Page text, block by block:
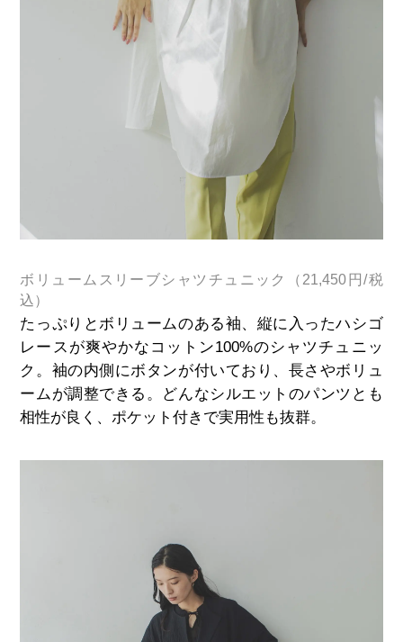
ボリュームスリーブシャツチュニック（21,450円/税
込）
たっぷりとボリュームのある袖、縦に入ったハシゴ
レースが爽やかなコットン100%のシャツチュニッ
ク。袖の内側にボタンが付いており、長さやボリュ
ームが調整できる。どんなシルエットのパンツとも
相性が良く、ポケット付きで実用性も抜群。